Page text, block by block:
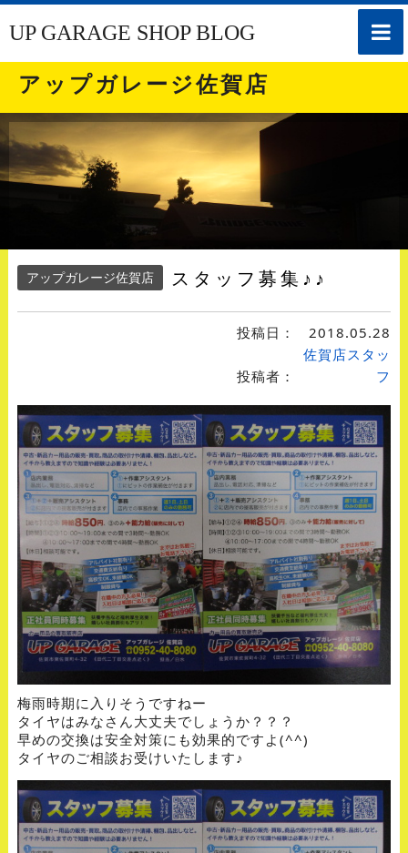
toggle
UP GARAGE SHOP BLOG
アップガレージ佐賀店
アップガレージ佐賀店 スタッフ募集♪♪
投稿日： 2018.05.28
投稿者：
佐賀店スタッ
フ
梅雨時期に入りそうですねー
タイヤはみなさん大丈夫でしょうか？？？
早めの交換は安全対策にも効果的ですよ(^^)
タイヤのご相談お受けいたします♪